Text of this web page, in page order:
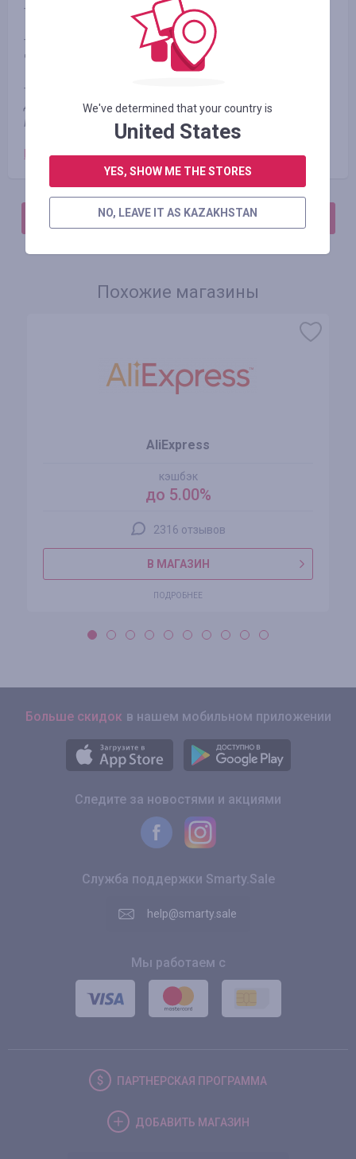
- кэшбэк начисляется на сумму заказа без НДС
- кэшбэк не начисляется за покупки в кредит, оплата
частями и заказы юридических лиц
- кешбек не зачисляется за заказы из зоны боевых
действий Луганской и Донецкой областей, а также АР
Крым.
Категории товаров:
АВТОРИЗИРУЙТЕСЬ, ЧТОБЫ ОСТАВИТЬ ОТЗЫВ
Похожие магазины
AliExpress
кэшбэк
до 5.00%
2316 отзывов
В МАГАЗИН
ПОДРОБНЕЕ
Больше скидок в нашем мобильном приложении
Следите за новостями и акциями
Служба поддержки Smarty.Sale
help@smarty.sale
Мы работаем с
ПАРТНЕРСКАЯ ПРОГРАММА
ДОБАВИТЬ МАГАЗИН
We've determined that your country is
United States
YES, SHOW ME THE STORES
NO, LEAVE IT AS KAZAKHSTAN